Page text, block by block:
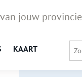
jouw provincie
KAART